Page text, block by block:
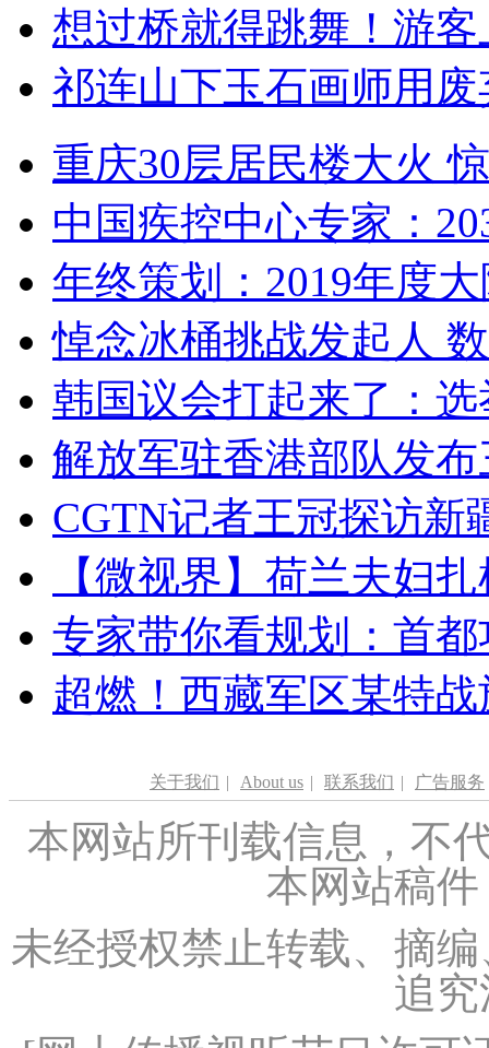
想过桥就得跳舞！游客
祁连山下玉石画师用
重庆30层居民楼大火
中国疾控中心专家：
年终策划：2019年度
悼念冰桶挑战发起人
韩国议会打起来了：
解放军驻香港部队发
CGTN记者王冠探访新
【微视界】荷兰夫妇
专家带你看规划：首
超燃！西藏军区某特
关于我们 | About us | 联系我们 | 广告服务
本网站所刊载信息，不
本网站稿
未经授权禁止转载、摘
追